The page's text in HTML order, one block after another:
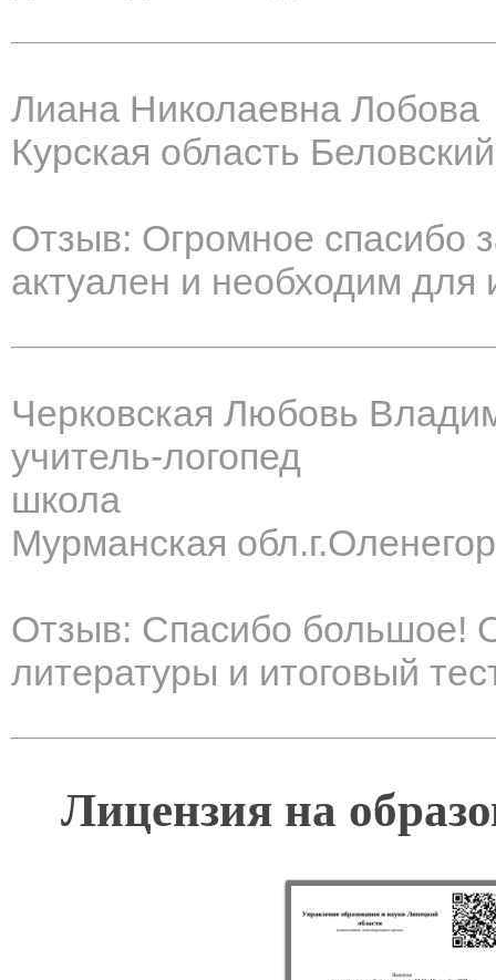
Лиана Николаевна Лобова
Курская область
Отзыв: Огромное спасибо
актуален и необходим для
Черковская Любовь
учитель-логопед
школа
Мурманская
Отзыв: Спасибо большое!
литературы и итоговый
Лицензия на